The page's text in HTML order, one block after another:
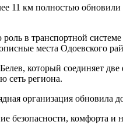
11 км полностью
в транспортной
места Одоевского
Белев, который
сеть региона.
организация
комфорта и